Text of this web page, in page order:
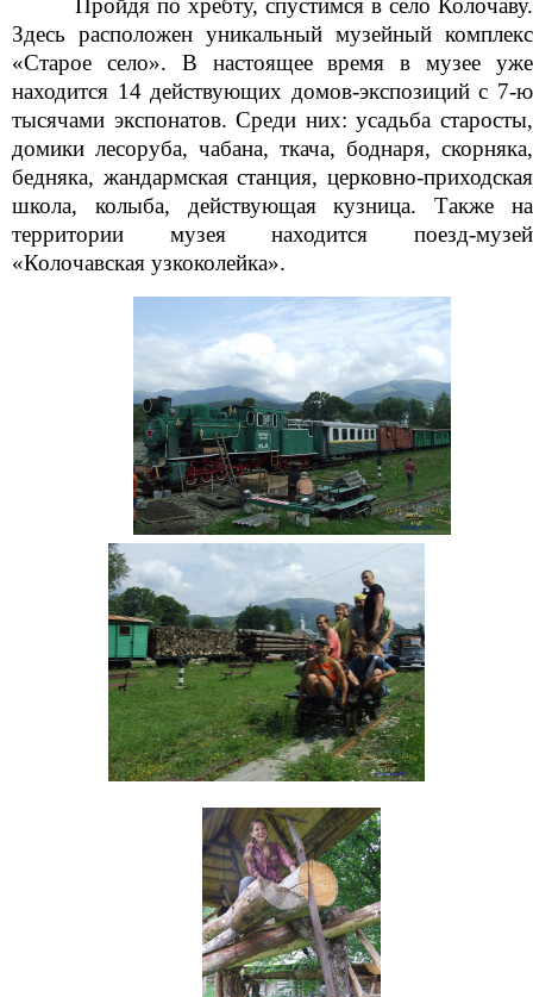
Пройдя по хребту, спустимся в село Колочаву.
Здесь расположен уникальный музейный комплекс
«Старое село». В настоящее время в музее уже
находится 14 действующих домов-экспозиций с 7-ю
тысячами экспонатов. Среди них: усадьба старосты,
домики лесоруба, чабана, ткача, боднаря, скорняка,
бедняка, жандармская станция, церковно-приходская
школа, колыба, действующая кузница. Также на
территории музея находится поезд-музей
«Колочавская узкоколейка».